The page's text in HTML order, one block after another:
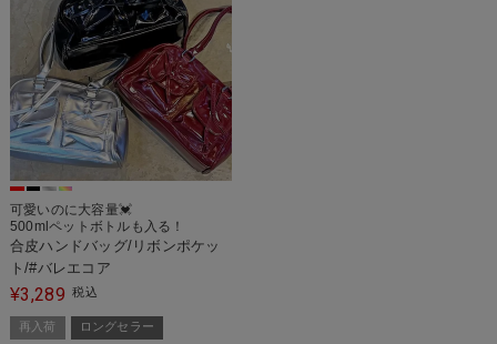
可愛いのに大容量💓
500mlペットボトルも入る！
合皮ハンドバッグ/リボンポケッ
ト/#バレエコア
¥3,289 税込
再入荷 ロングセラー